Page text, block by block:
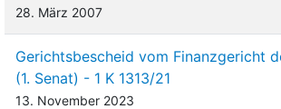
28. März 2007
Gerichtsbescheid vom Finanzgericht
(1. Senat) - 1 K 1313/21
13. November 2023